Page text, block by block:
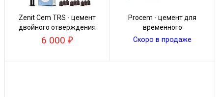
Zenit Cem TRS - цемент
двойного отверждения
6 000
Procem - цемент для
временного
цементирования
Скоро в продаже